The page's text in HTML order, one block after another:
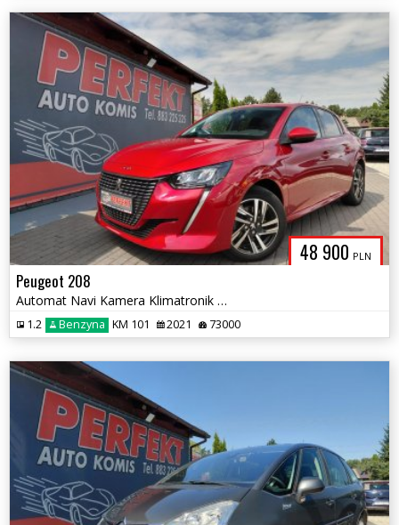
48 900 PLN
Peugeot 208
Automat Navi Kamera Klimatronik PDC Alu
1.2 Benzyna KM 101 2021 73000